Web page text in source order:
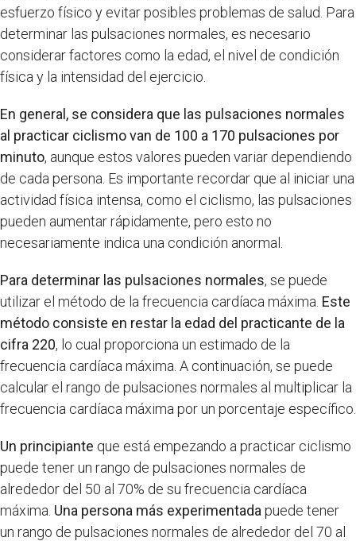
esfuerzo físico y evitar posibles problemas de salud. Para
determinar las pulsaciones normales, es necesario
considerar factores como la edad, el nivel de condición
física y la intensidad del ejercicio.
En general, se considera que las pulsaciones normales
al practicar ciclismo van de 100 a 170 pulsaciones por
minuto, aunque estos valores pueden variar dependiendo
de cada persona. Es importante recordar que al iniciar una
actividad física intensa, como el ciclismo, las pulsaciones
pueden aumentar rápidamente, pero esto no
necesariamente indica una condición anormal.
Para determinar las pulsaciones normales, se puede
utilizar el método de la frecuencia cardíaca máxima. Este
método consiste en restar la edad del practicante de la
cifra 220, lo cual proporciona un estimado de la
frecuencia cardíaca máxima. A continuación, se puede
calcular el rango de pulsaciones normales al multiplicar la
frecuencia cardíaca máxima por un porcentaje específico.
Un principiante que está empezando a practicar ciclismo
puede tener un rango de pulsaciones normales de
alrededor del 50 al 70% de su frecuencia cardíaca
máxima. Una persona más experimentada puede tener
un rango de pulsaciones normales de alrededor del 70 al